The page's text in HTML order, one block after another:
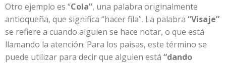
Otro ejemplo es “Cola”, una palabra originalmente
antioqueña, que significa “hacer fila”. La palabra “Visaje”
se refiere a cuando alguien se hace notar, o que está
llamando la atención. Para los paisas, este término se
puede utilizar para decir que alguien está “dando